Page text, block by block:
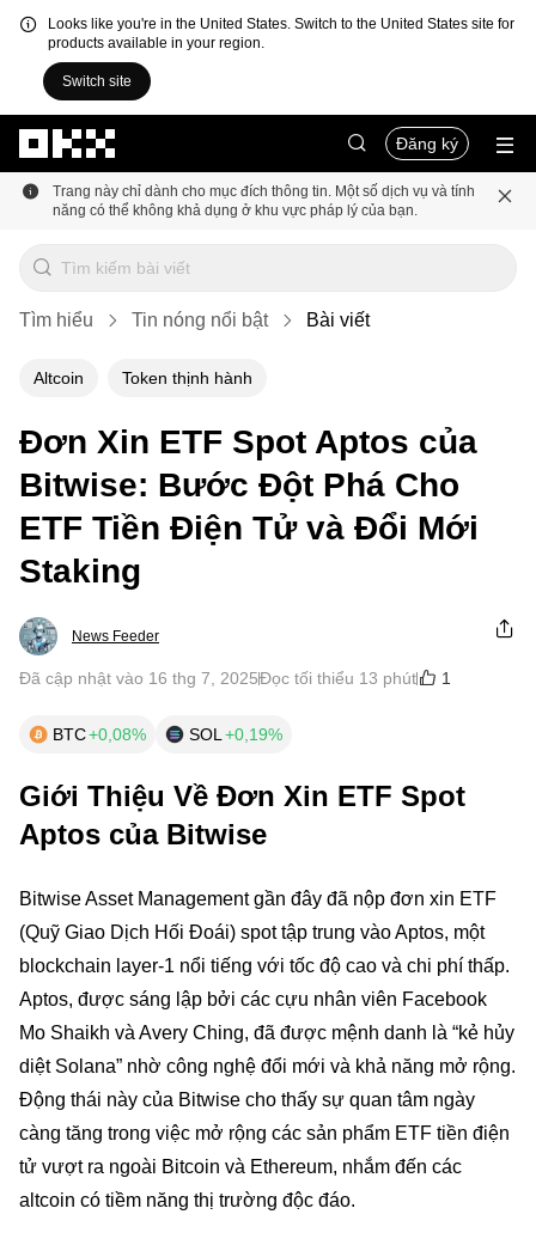
Looks like you're in the United States. Switch to the United States site for
products available in your region.
Switch site
Đăng ký
Trang này chỉ dành cho mục đích thông tin. Một số dịch vụ và tính
năng có thể không khả dụng ở khu vực pháp lý của bạn.
Tìm hiểu Tin nóng nổi bật Bài viết
Altcoin Token thịnh hành
Đơn Xin ETF Spot Aptos của
Bitwise: Bước Đột Phá Cho
ETF Tiền Điện Tử và Đổi Mới
Staking
News Feeder
Đã cập nhật vào 16 thg 7, 2025Đọc tối thiểu 13 phút 1
BTC+0,08% SOL +0,19%
Giới Thiệu Về Đơn Xin ETF Spot
Aptos của Bitwise
Bitwise Asset Management gần đây đã nộp đơn xin ETF
(Quỹ Giao Dịch Hối Đoái) spot tập trung vào Aptos, một
blockchain layer-1 nổi tiếng với tốc độ cao và chi phí thấp.
Aptos, được sáng lập bởi các cựu nhân viên Facebook
Mo Shaikh và Avery Ching, đã được mệnh danh là “kẻ hủy
diệt Solana” nhờ công nghệ đổi mới và khả năng mở rộng.
Động thái này của Bitwise cho thấy sự quan tâm ngày
càng tăng trong việc mở rộng các sản phẩm ETF tiền điện
tử vượt ra ngoài Bitcoin và Ethereum, nhắm đến các
altcoin có tiềm năng thị trường độc đáo.